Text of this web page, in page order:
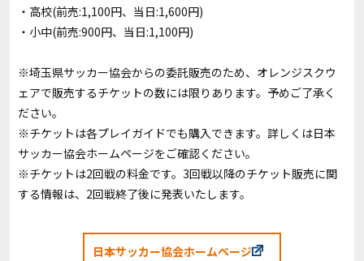
・高校(前売:1,100円、当日:1,600円)
・小中(前売:900円、当日:1,100円)
※埼玉県サッカー協会からの委託販売のため、オレンジスクウ
ェアで販売するチケットの数には限りあります。予めご了承く
ださい。
※チケットは各プレイガイドでも購入できます。詳しくは日本
サッカー協会ホームページをご確認ください。
※チケットは2回戦の料金です。3回戦以降のチケット販売に関
する情報は、2回戦終了後に発表いたします。
日本サッカー協会ホームページ